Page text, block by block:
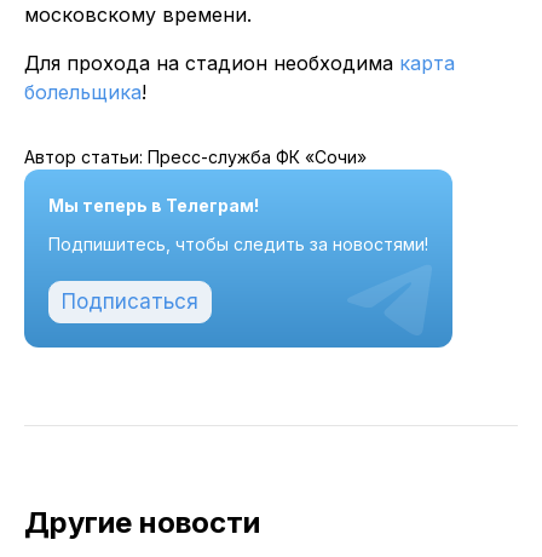
московскому времени.
Для прохода на стадион необходима карта
болельщика!
Автор статьи: Пресс-служба ФК «Сочи»
Мы теперь в Телеграм!
Подпишитесь, чтобы следить за новостями!
Подписаться
Другие новости